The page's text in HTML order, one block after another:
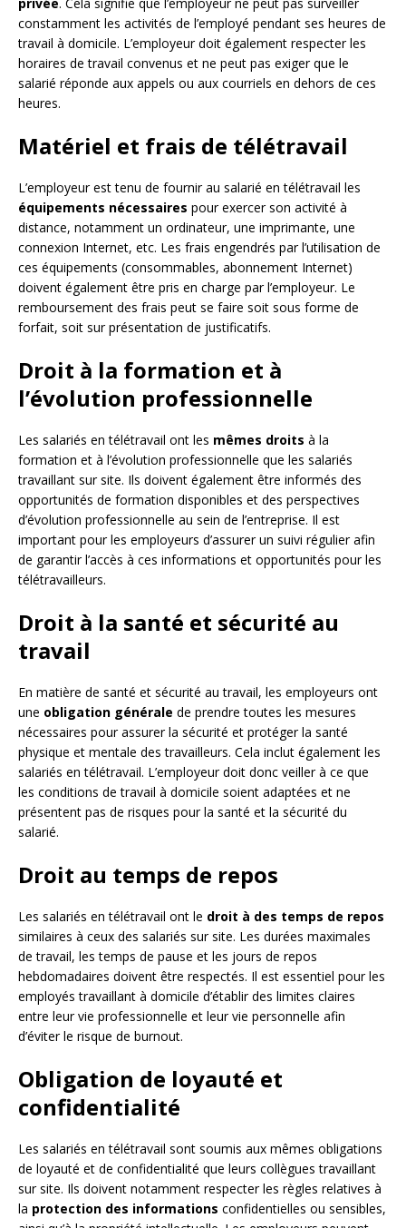
constamment les activités de l’employé pendant ses heures de
travail à domicile. L’employeur doit également respecter les
horaires de travail convenus et ne peut pas exiger que le
salarié réponde aux appels ou aux courriels en dehors de ces
heures.
Matériel et frais de télétravail
L’employeur est tenu de fournir au salarié en télétravail les
équipements nécessaires pour exercer son activité à
distance, notamment un ordinateur, une imprimante, une
connexion Internet, etc. Les frais engendrés par l’utilisation de
ces équipements (consommables, abonnement Internet)
doivent également être pris en charge par l’employeur. Le
remboursement des frais peut se faire soit sous forme de
forfait, soit sur présentation de justificatifs.
Droit à la formation et à
l’évolution professionnelle
Les salariés en télétravail ont les mêmes droits à la
formation et à l’évolution professionnelle que les salariés
travaillant sur site. Ils doivent également être informés des
opportunités de formation disponibles et des perspectives
d’évolution professionnelle au sein de l’entreprise. Il est
important pour les employeurs d’assurer un suivi régulier afin
de garantir l’accès à ces informations et opportunités pour les
télétravailleurs.
Droit à la santé et sécurité au
travail
En matière de santé et sécurité au travail, les employeurs ont
une obligation générale de prendre toutes les mesures
nécessaires pour assurer la sécurité et protéger la santé
physique et mentale des travailleurs. Cela inclut également les
salariés en télétravail. L’employeur doit donc veiller à ce que
les conditions de travail à domicile soient adaptées et ne
présentent pas de risques pour la santé et la sécurité du
salarié.
Droit au temps de repos
Les salariés en télétravail ont le droit à des temps de repos
similaires à ceux des salariés sur site. Les durées maximales
de travail, les temps de pause et les jours de repos
hebdomadaires doivent être respectés. Il est essentiel pour les
employés travaillant à domicile d’établir des limites claires
entre leur vie professionnelle et leur vie personnelle afin
d’éviter le risque de burnout.
Obligation de loyauté et
confidentialité
Les salariés en télétravail sont soumis aux mêmes obligations
de loyauté et de confidentialité que leurs collègues travaillant
sur site. Ils doivent notamment respecter les règles relatives à
la protection des informations confidentielles ou sensibles,